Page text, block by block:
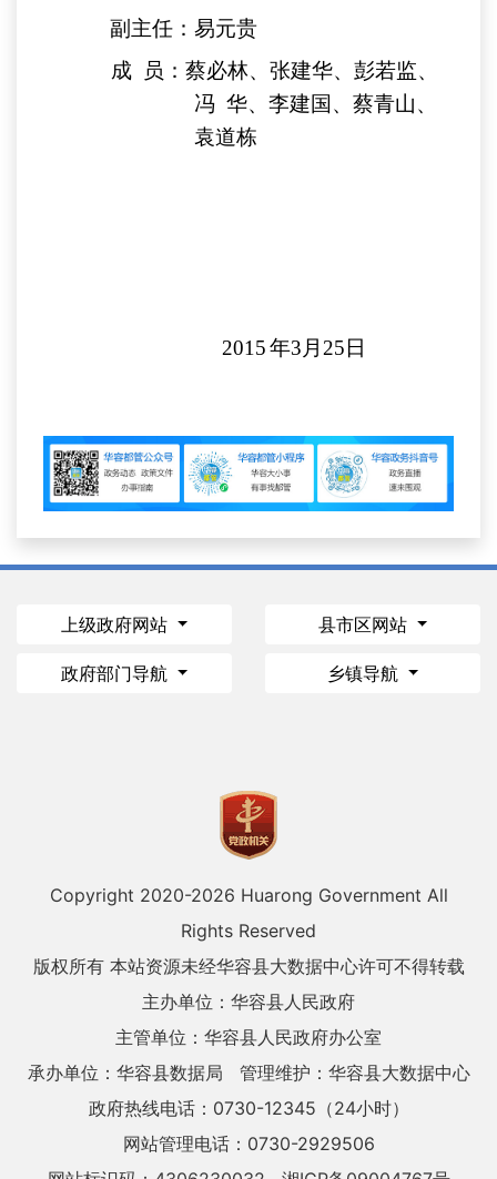
副主任：易元贵
成
员：蔡必林、张建华、彭若监、
冯 华、李建国、蔡青山、
袁道栋
2015 年3 月 25 日
上级政府网站 县市区网站
政府部门导航 乡镇导航
Copyright 2020-2026 Huarong Government All
Rights Reserved
版权所有 本站资源未经华容县大数据中心许可不得转载
主办单位：华容县人民政府
主管单位：华容县人民政府办公室
承办单位：华容县数据局
管理维护：华容县大数据中心
政府热线电话：0730-12345（24小时）
网站管理电话：0730-2929506